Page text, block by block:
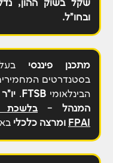
שקל בשוק ההון,
ובחו"ל.
מתכנן פיננסי
בסטנדרטים
הבינלאומיFTSB
.יו"ר
המנהל – בלשכת
FPAI ומרצה כלכלי